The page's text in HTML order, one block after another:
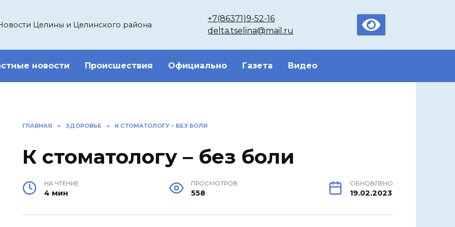
Целины и Целинского района
+7(86371)9-52-16
delta.tselina@mail.ru
новости Происшествия Официально Газета Видео
ГЛАВНАЯ » ЗДОРОВЬЕ » К СТОМАТОЛОГУ – БЕЗ БОЛИ
К стоматологу – без боли
НА ЧТЕНИЕ
4 мин
ПРОСМОТРОВ
558
ОБНОВЛЕНО
19.02.2023